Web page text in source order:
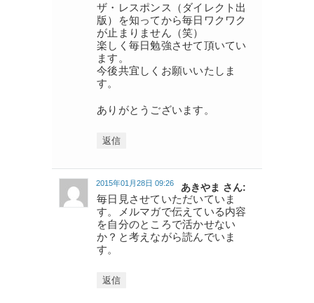
ザ・レスポンス（ダイレクト出
版）を知ってから毎日ワクワク
が止まりません（笑）
楽しく毎日勉強させて頂いてい
ます。
今後共宜しくお願いいたしま
す。
ありがとうございます。
返信
あきやま さん:
2015年01月28日 09:26
毎日見させていただいていま
す。メルマガで伝えている内容
を自分のところで活かせない
か？と考えながら読んでいま
す。
返信